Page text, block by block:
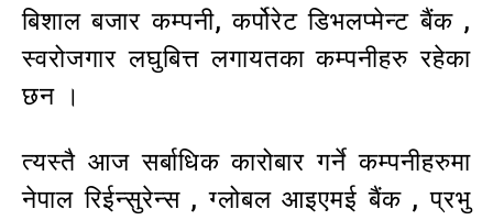
बिशाल बजार कम्पनी, कर्पोरेट डिभलप्मेन्ट बैंक ,
स्वरोजगार लघुबित्त लगायतका कम्पनीहरु रहेका
छन ।
त्यस्तै आज सर्बाधिक कारोबार गर्ने कम्पनीहरुमा
नेपाल रिईन्सुरेन्स , ग्लोबल आइएमई बैंक , प्रभु